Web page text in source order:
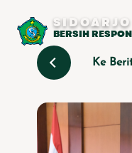
SIDOARJO
BERSIH
Ke